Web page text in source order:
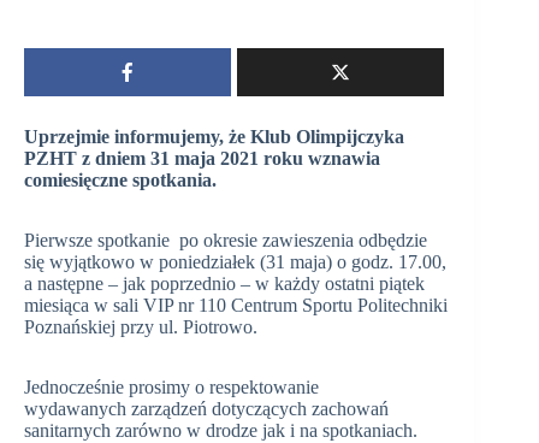
Uprzejmie informujemy, że Klub Olimpijczyka
PZHT z dniem 31 maja 2021 roku wznawia
comiesięczne spotkania.
Pierwsze spotkanie po okresie zawieszenia odbędzie
się wyjątkowo w poniedziałek (31 maja) o godz. 17.00,
a następne – jak poprzednio – w każdy ostatni piątek
miesiąca w sali VIP nr 110 Centrum Sportu Politechniki
Poznańskiej przy ul. Piotrowo.
Jednocześnie prosimy o respektowanie
wydawanych zarządzeń dotyczących zachowań
sanitarnych zarówno w drodze jak i na spotkaniach.